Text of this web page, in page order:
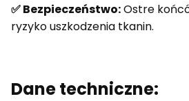
✅ Bezpieczeństwo:Ostre
ryzyko uszkodzenia tkanin.
Dane techniczne: